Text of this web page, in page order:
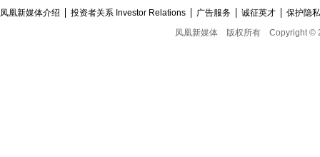
凤凰新媒体介绍 投资者关系 Investor Relations 广告服务 诚征英才
保护隐
凤凰新媒体
版权所有 Copyright ©